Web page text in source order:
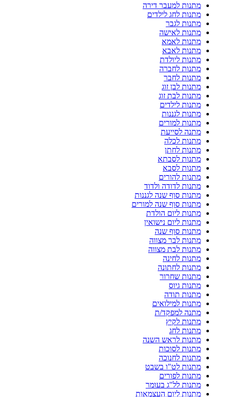
מתנות למעבר דירה
מתנות לחג לילדים
מתנות לגבר
מתנות לאישה
מתנות לאמא
מתנות לאבא
מתנות ליולדת
מתנות לחברה
מתנות לחבר
מתנות לבן זוג
מתנות לבת זוג
מתנות לילדים
מתנות לגננות
מתנות למורים
מתנה לסייעת
מתנות לכלה
מתנות לחתן
מתנות לסבתא
מתנות לסבא
מתנות להורים
מתנות לדודה ולדוד
מתנות סוף שנה לגננות
מתנות סוף שנה למורים
מתנות ליום הולדת
מתנות ליום נישואין
מתנות סוף שנה
מתנות לבר מצווה
מתנות לבת מצווה
מתנות לחינה
מתנות לחתונה
מתנות שחרור
מתנות גיוס
מתנות תודה
מתנות למילואים
מתנה למפקד/ת
מתנות לקיץ
מתנות לחג
מתנות לראש השנה
מתנות לסוכות
מתנות לחנוכה
מתנות לט"ו בשבט
מתנות לפורים
מתנות לל"ג בעומר
מתנות ליום העצמאות